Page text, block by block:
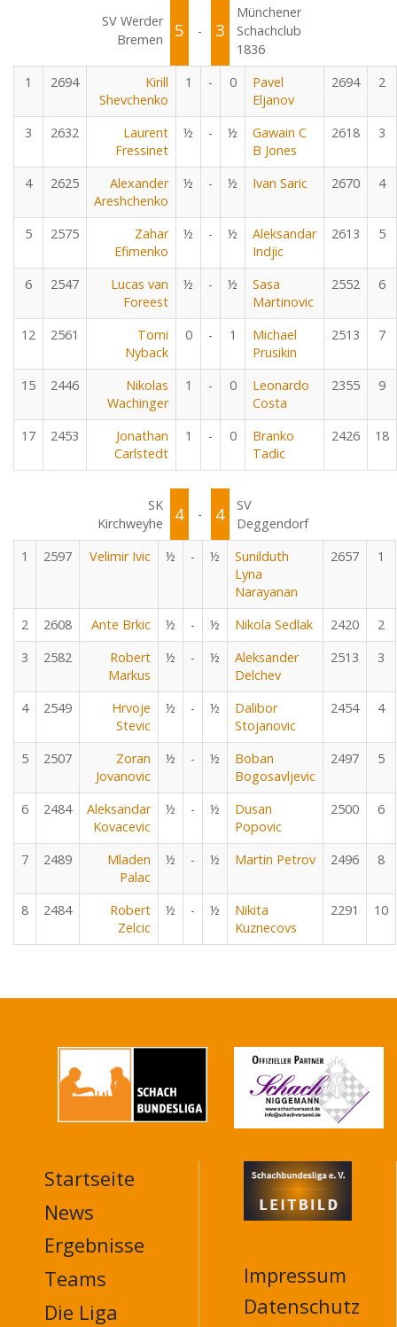
SV Werder
Bremen
5 - 3
Münchener
Schachclub
1836
1
2694
Kirill
Shevchenko
1 - 0
Pavel
Eljanov
2694 2
3 2632
Laurent
Fressinet
½ - ½
Gawain C
B Jones
2618 3
4 2625
Alexander
Areshchenko
½ - ½ Ivan Saric 2670 4
5 2575
Zahar
Efimenko
½ - ½
Aleksandar
Indjic
2613 5
6 2547
Lucas van
Foreest
½ - ½
Sasa
Martinovic
2552 6
12 2561
Tomi
Nyback
0 - 1
Michael
Prusikin
2513 7
15 2446
Nikolas
Wachinger
1 - 0
Leonardo
Costa
2355 9
17 2453
Jonathan
Carlstedt
1 - 0
Branko
Tadic
2426 18
SK
Kirchweyhe
4 - 4
SV
Deggendorf
1
2597 Velimir Ivic ½ - ½
Sunilduth
Lyna
Narayanan
2657 1
2 2608 Ante Brkic ½ - ½ Nikola Sedlak 2420
2
3
2582
Robert
Markus
½ - ½
Aleksander
Delchev
2513 3
4 2549
Hrvoje
Stevic
½ - ½
Dalibor
Stojanovic
2454 4
5 2507
Zoran
Jovanovic
½ - ½
Boban
Bogosavljevic
2497 5
6 2484
Aleksandar
Kovacevic
½ - ½
Dusan
Popovic
2500 6
7 2489
Mladen
Palac
½ - ½ Martin Petrov 2496 8
8 2484
Robert
Zelcic
½ - ½
Nikita
Kuznecovs
2291 10
MAIN
NAVIGATION
FOOTER
Startseite
News
Ergebnisse
Teams
Die Liga
Impressum
Datenschutz